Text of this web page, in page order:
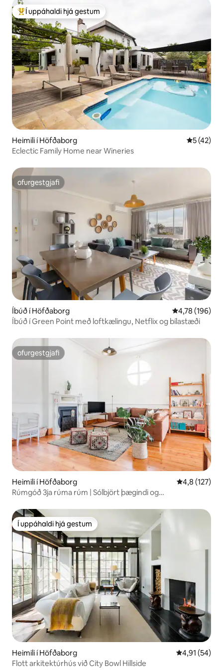
Í mestu uppáhaldi hjá gestum
Í uppáhaldi hjá gestum
Heimili í Höfðaborg 5 af 5 í
5 (42)
Eclectic Family Home near Wineries
ofurgestgjafi
ofurgestgjafi
Íbúð í Höfðaborg 4,78 af 5 í
4,78 (196)
Íbúð í Green Point með loftkælingu, Netflix og bílastæði
ofurgestgjafi
ofurgestgjafi
Heimili í Höfðaborg 4,8 af 5 í
4,8 (127)
Rúmgóð 3ja rúma rúm | Sólbjört þægindi og
Í uppáhaldi hjá gestum
Í uppáhaldi hjá gestum
Heimili í Höfðaborg 4,91 af 5 í
4,91 (54)
Flott arkitektúrhús við City Bowl Hillside